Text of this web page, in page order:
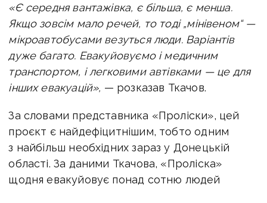
«Є середня вантажівка, є більша, є менша.
Якщо зовсім мало речей, то тоді „мінівеном“ —
мікроавтобусами везуться люди. Варіантів
дуже багато. Евакуйовуємо і медичним
транспортом, і легковими автівками — це для
інших евакуацій», — розказав Ткачов.
За словами представника «Проліски», цей
проєкт є найдефіцитнішим, тобто одним
з найбільш необхідних зараз у Донецькій
області. За даними Ткачова, «Проліска»
щодня евакуйовує понад сотню людей